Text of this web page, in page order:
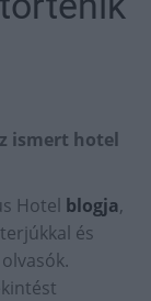
ismert hotel
Hotel blogja,
és